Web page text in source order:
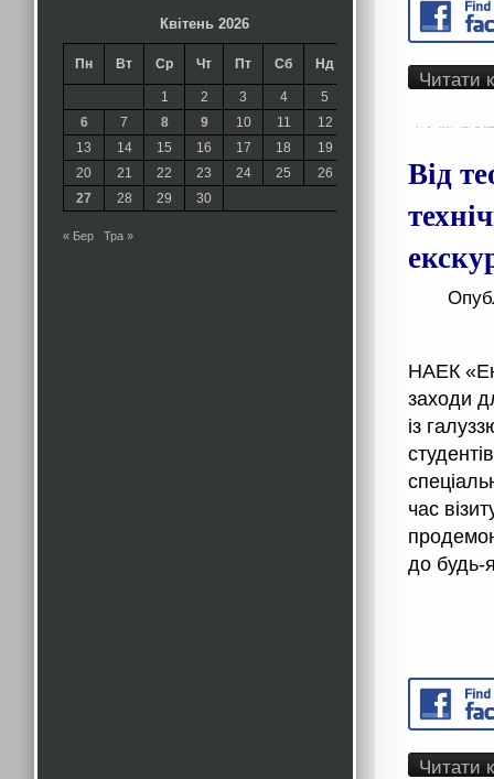
Квітень 2026
Пн Вт Ср Чт Пт Сб Нд
1 2 3 4
5
6
7 8 9 10 11
12
13
14 15 16 17 18
19
20
21 22 23 24 25
26
27
28 29 30
« Бер Тра »
Читати
Від
НАЕК
заходи
із
час
до будь-
Читати